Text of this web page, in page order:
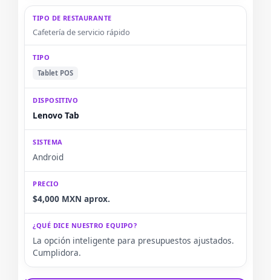
Cafetería de servicio rápido
Tablet POS
Lenovo Tab
Android
$4,000 MXN aprox.
La opción inteligente para presupuestos ajustados.
Cumplidora.